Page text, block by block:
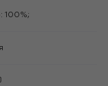
100%;